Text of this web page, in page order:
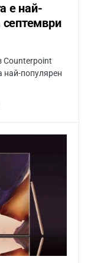
е най-
септември
Counterpoint
най-популярен